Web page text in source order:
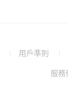
(Open用戶準則
a
服務